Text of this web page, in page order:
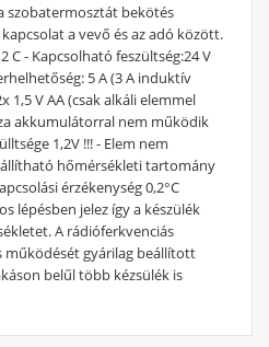
szobatermosztát bekötés
a vevő és az adó között.
C - Kapcsolható feszültség:24 V
5 A (3 A induktív
1,5 V AA (csak alkáli elemmel
akkumulátorral nem működik
1,2V !!! - Elem nem
hőmérsékleti tartomány
érzékenység 0,2°C
lépésben jelez így a készülék
A rádióferkvenciás
működését gyárilag beállított
belűl több kézsülék is